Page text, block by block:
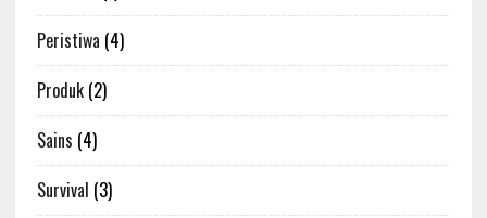
Peristiwa (4)
Produk(2)
Sains (4)
Survival (3)